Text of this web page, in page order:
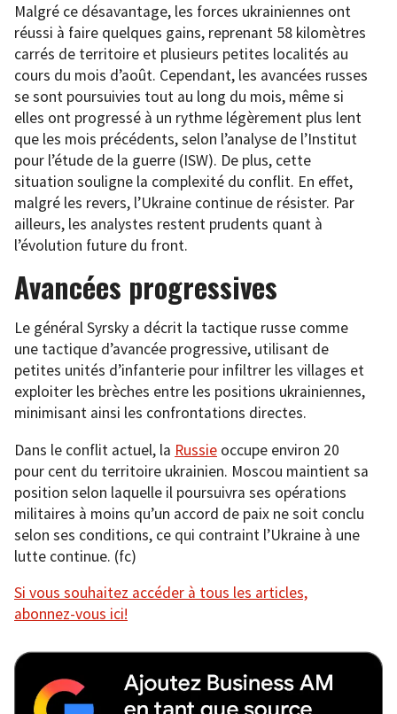
Malgré ce désavantage, les forces ukrainiennes ont
réussi à faire quelques gains, reprenant 58 kilomètres
carrés de territoire et plusieurs petites localités au
cours du mois d’août. Cependant, les avancées russes
se sont poursuivies tout au long du mois, même si
elles ont progressé à un rythme légèrement plus lent
que les mois précédents, selon l’analyse de l’Institut
pour l’étude de la guerre (ISW). De plus, cette
situation souligne la complexité du conflit. En effet,
malgré les revers, l’Ukraine continue de résister. Par
ailleurs, les analystes restent prudents quant à
l’évolution future du front.
Avancées progressives
Le général Syrsky a décrit la tactique russe comme
une tactique d’avancée progressive, utilisant de
petites unités d’infanterie pour infiltrer les villages et
exploiter les brèches entre les positions ukrainiennes,
minimisant ainsi les confrontations directes.
Dans le conflit actuel, la Russie occupe environ 20
pour cent du territoire ukrainien. Moscou maintient sa
position selon laquelle il poursuivra ses opérations
militaires à moins qu’un accord de paix ne soit conclu
selon ses conditions, ce qui contraint l’Ukraine à une
lutte continue. (fc)
Si vous souhaitez accéder à tous les articles,
abonnez-vous ici!